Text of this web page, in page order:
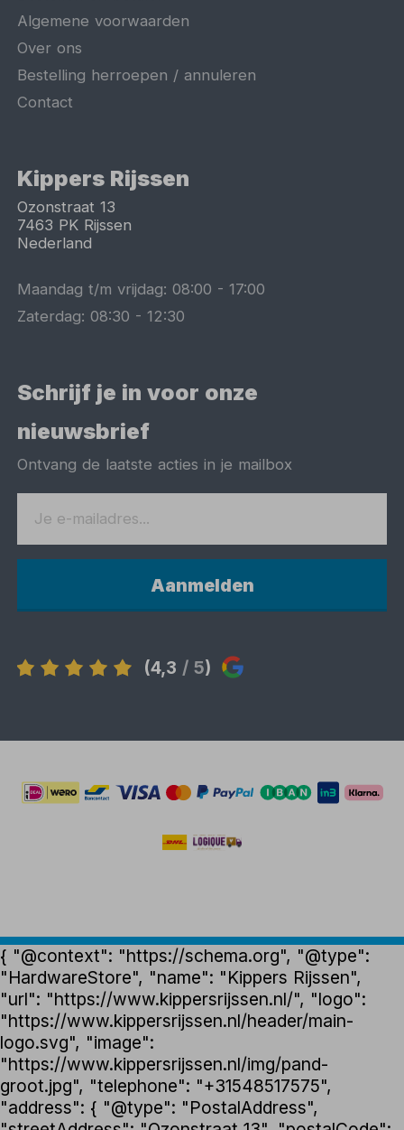
Algemene voorwaarden
Over ons
Bestelling herroepen / annuleren
Contact
Kippers Rijssen
Ozonstraat 13
7463 PK Rijssen
Nederland
Maandag t/m vrijdag:08:00 -17:00
Zaterdag:08:30 -12:30
Schrijf je in voor onze
nieuwsbrief
Ontvang de laatste acties in je mailbox
Aanmelden
(4,3 / 5)
{ "@context": "https://schema.org", "@type":
"HardwareStore", "name": "Kippers Rijssen",
"url": "https://www.kippersrijssen.nl/", "logo":
"https://www.kippersrijssen.nl/header/main-
logo.svg", "image":
"https://www.kippersrijssen.nl/img/pand-
groot.jpg", "telephone": "+31548517575",
"address": { "@type": "PostalAddress",